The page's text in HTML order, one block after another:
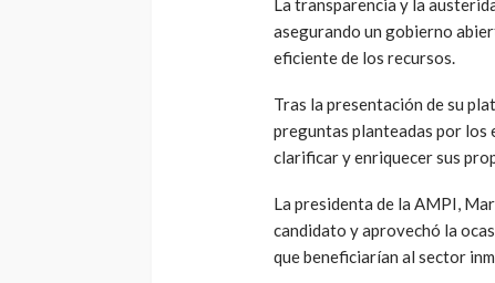
La transparencia y la
asegurando un gobierno
eficiente de los recursos.
Tras la presentación de su
preguntas planteadas por los
clarificar y enriquecer sus
La presidenta de la AMPI,
candidato y aprovechó la
que beneficiarían al sector